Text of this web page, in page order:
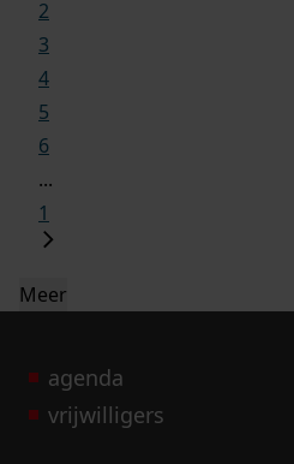
2
3
4
5
6
...
1
Meer
agenda
vrijwilligers